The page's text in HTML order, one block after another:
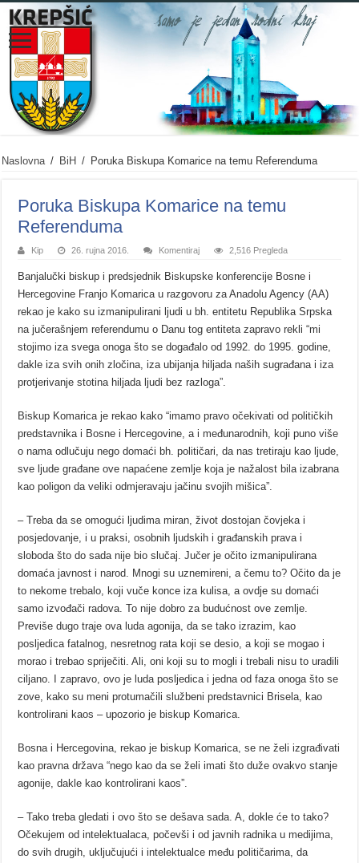
Naslovna / BiH / Poruka Biskupa Komarice na temu Referenduma
Poruka Biskupa Komarice na temu
Referenduma
Kip 26. rujna 2016. Komentiraj 2,516 Pregleda
Banjalučki biskup i predsjednik Biskupske konferencije Bosne i
Hercegovine Franjo Komarica u razgovoru za Anadolu Agency (AA)
rekao je kako su izmanipulirani ljudi u bh. entitetu Republika Srpska
na jučerašnjem referendumu o Danu tog entiteta zapravo rekli “mi
stojimo iza svega onoga što se događalo od 1992. do 1995. godine,
dakle iza svih onih zločina, iza ubijanja hiljada naših sugrađana i iza
protjerivanje stotina hiljada ljudi bez razloga”.
Biskup Komarica je rekao kako “imamo pravo očekivati od političkih
predstavnika i Bosne i Hercegovine, a i međunarodnih, koji puno više
o nama odlučuju nego domaći bh. političari, da nas tretiraju kao ljude,
sve ljude građane ove napaćene zemlje koja je nažalost bila izabrana
kao poligon da veliki odmjeravaju jačinu svojih mišica”.
– Treba da se omogući ljudima miran, život dostojan čovjeka i
posjedovanje, i u praksi, osobnih ljudskih i građanskih prava i
sloboda što do sada nije bio slučaj. Jučer je očito izmanipulirana
domaća javnost i narod. Mnogi su uznemireni, a čemu to? Očito da je
to nekome trebalo, koji vuče konce iza kulisa, a ovdje su domaći
samo izvođači radova. To nije dobro za budućnost ove zemlje.
Previše dugo traje ova luda agonija, da se tako izrazim, kao
posljedica fatalnog, nesretnog rata koji se desio, a koji se mogao i
morao i trebao spriječiti. Ali, oni koji su to mogli i trebali nisu to uradili
ciljano. I zapravo, ovo je luda posljedica i jedna od faza onoga što se
zove, kako su meni protumačili službeni predstavnici Brisela, kao
kontrolirani kaos – upozorio je biskup Komarica.
Bosna i Hercegovina, rekao je biskup Komarica, se ne želi izgrađivati
kao pravna država “nego kao da se želi imati što duže ovakvo stanje
agonije, dakle kao kontrolirani kaos”.
– Tako treba gledati i ovo što se dešava sada. A, dokle će to tako?
Očekujem od intelektualaca, počevši i od javnih radnika u medijima,
do svih drugih, uključujući i intelektualce među političarima, da